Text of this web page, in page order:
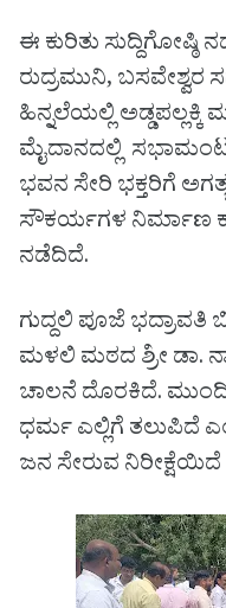
ಈ ಕುರಿತು
ರುದ್ರಮುನಿ,
ಹಿನ್ನಲೆಯಲ್ಲಿ
ಮೈದಾನದಲ್ಲಿ
ಭವನ ಸೇರಿ ಭಕ್ತರಿಗೆ
ಸೌಕರ್ಯಗಳ ನಿರ್ಮಾಣ
ನಡೆದಿದೆ.
ಗುದ್ದಲಿ ಪೂಜೆ ಭದ್ರಾವತಿ
ಮಳಲಿ ಮಠದ ಶ್ರೀ ಡಾ.
ಚಾಲನೆ ದೊರಕಿದೆ.
ಧರ್ಮ ಎಲ್ಲಿಗೆ ತಲುಪಿದೆ
ಜನ ಸೇರುವ